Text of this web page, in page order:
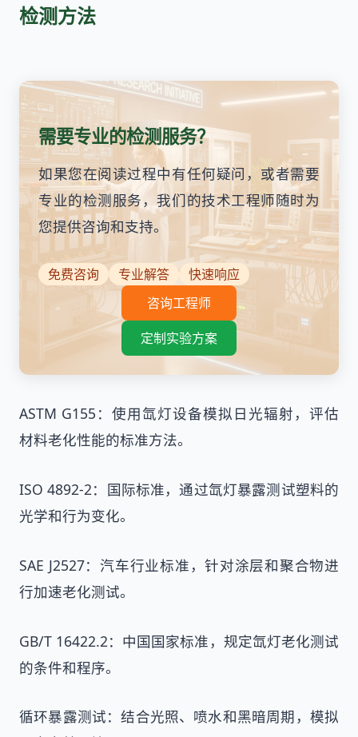
检测方法
需要专业的检测服务？
如果您在阅读过程中有任何疑问，或者需要
专业的检测服务，我们的技术工程师随时为
您提供咨询和支持。
免费咨询 专业解答
快速响应
咨询工程师
定制实验方案
ASTM G155：使用氙灯设备模拟日光辐射，评估
材料老化性能的标准方法。
ISO 4892-2：国际标准，通过氙灯暴露测试塑料的
光学和行为变化。
SAE J2527：汽车行业标准，针对涂层和聚合物进
行加速老化测试。
GB/T 16422.2：中国国家标准，规定氙灯老化测试
的条件和程序。
循环暴露测试：结合光照、喷水和黑暗周期，模拟